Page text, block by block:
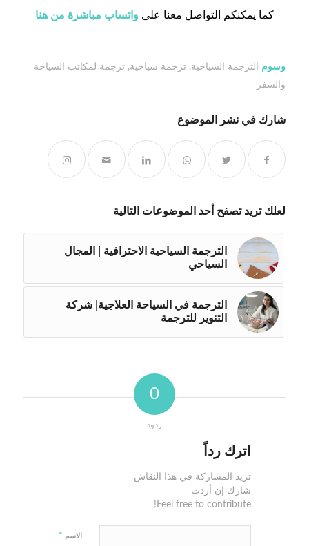
كما يمكنكم التواصل معنا على واتساب مباشرة من هنا
وسوم الترجمة السياحية, ترجمة سياحية, ترجمة لمكاتب السياحة
والسفر
شارك في نشر الموضوع
لعلك تريد تصفح أحد الموضوعات التالية
الترجمة السياحية الاحترافية | المجال
السياحي
الترجمة في السياحة العلاجية| شركة
التنوير للترجمة
0
ردود
اترك رداً
تريد المشاركة في هذا النقاش
شارك إن أردت
Feel free to contribute!
الاسم *